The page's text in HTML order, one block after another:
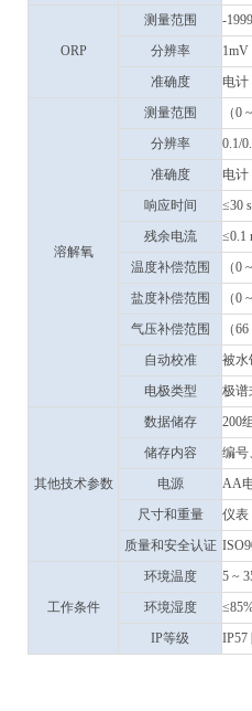
ORP
测量范围
-
分辨率
1mV
准确度
电计
溶解氧
测量范围
（0
分辨率
0.1/
准确度
电计
响应时间
≤30
残余电流
≤0.1
温度补偿范围
（0
盐度补偿范围
（0
气压补偿范围
（
自动校准
被水
电极类型
极谱
其他技术参数
数据储存
200组
储存内容
编号
电源
AA
尺寸和重量
仪表
质量和安全认证
工作条件
环境温度
5 ~
环境湿度
IP等级
IP57